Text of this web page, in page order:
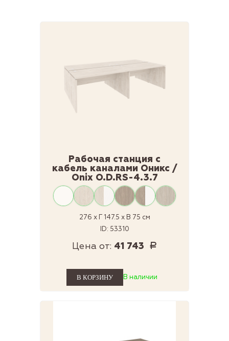
Рабочая станция с
кабель каналами Оникс /
Onix O.D.RS-4.3.7
276 x Г 147.5 x В 75 см
ID: 53310
Цена от: 41 743 Р
В наличии